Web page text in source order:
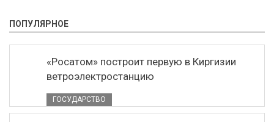
ПОПУЛЯРНОЕ
«Росатом» построит первую в Киргизии
ветроэлектростанцию
ГОСУДАРСТВО